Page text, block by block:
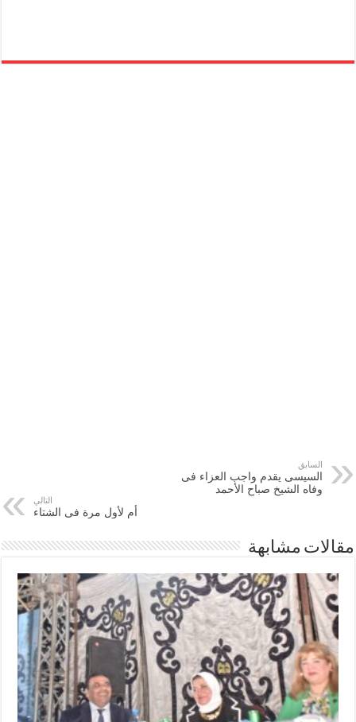
السابق
السيسى يقدم واجب العزاء فى
وفاه الشيخ صباح الأحمد
التالي
أم لأول مرة فى الشتاء
مقالات مشابهة